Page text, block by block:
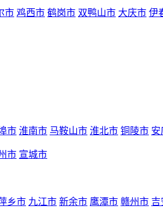
市 鸡西市 鹤岗市 双鸭山市 大庆市 伊
市 淮南市 马鞍山市 淮北市 铜陵市 安
市 宣城市
乡市 九江市 新余市 鹰潭市 赣州市 吉